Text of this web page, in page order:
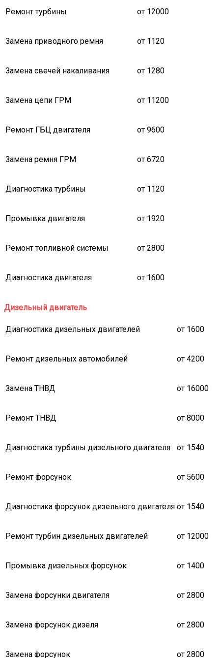
Ремонт турбины от 12000
Замена приводного ремня от 1120
Замена свечей накаливания от 1280
Замена цепи ГРМ от 11200
Ремонт ГБЦ двигателя от 9600
Замена ремня ГРМ от 6720
Диагностика турбины от 1120
Промывка двигателя от 1920
Ремонт топливной системы от 2800
Диагностика двигателя от 1600
Дизельный двигатель
Диагностика дизельных двигателей от 1600
Ремонт дизельных автомобилей от 4200
Замена ТНВД от 16000
Ремонт ТНВД от 8000
Диагностика турбины дизельного двигателя от 1540
Ремонт форсунок от 5600
Диагностика форсунок дизельного двигателя от 1540
Ремонт турбин дизельных двигателей от 12000
Промывка дизельных форсунок от 1400
Замена форсунки двигателя от 2800
Замена форсунок дизеля от 2800
Замена форсунок от 2800